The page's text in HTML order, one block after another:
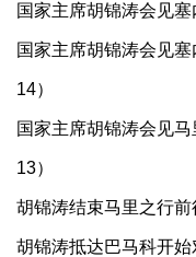
国家主席胡锦涛会见
国家主席胡锦涛会见
14）
国家主席胡锦涛会见
13）
胡锦涛结束马里之行前
胡锦涛抵达巴马科开始